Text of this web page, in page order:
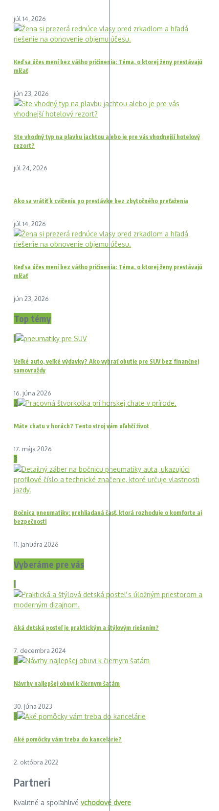
júl 14, 2026
Keď sa účes mení bez vášho pričinenia: Téma, o ktorej ženy prestávajú
mlčať
jún 23, 2026
Ste vhodný typ na plavbu jachtou alebo je pre vás vhodnejší hotelový
rezort?
júl 24, 2026
Ako sa vrátiť k cvičeniu po prestávke bez zbytočného preťaženia
júl 14, 2026
Keď sa účes mení bez vášho pričinenia: Téma, o ktorej ženy prestávajú
mlčať
jún 23, 2026
Top témy
1
Veľké auto, veľké výdavky? Ako vybrať obutie pre SUV bez finančnej
samovraždy
16. júna 2026
2
Máte chatu v horách? Tento stroj vám uľahčí život
17. mája 2026
3
Bočnica pneumatiky: prehliadaná časť, ktorá rozhoduje o komforte aj
bezpečnosti
11. januára 2026
Vyberáme pre vás
1
Aká detská posteľ je praktickým a štýlovým riešením?
7. decembra 2024
2
Návrhy najlepšej obuvi k čiernym šatám
30. júna 2023
3
Aké pomôcky vám treba do kancelárie?
2. októbra 2022
Partneri
Kvalitné a spoľahlivé vchodové dvere